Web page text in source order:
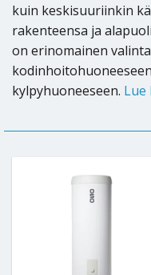
kuin keskisuuriinkin
rakenteensa ja
on erinomainen
kylpyhuoneeseen. Lue